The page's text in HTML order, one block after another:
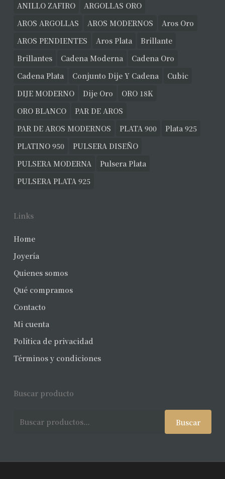
ANILLO ZAFIRO
ARGOLLAS ORO
AROS ARGOLLAS
AROS MODERNOS
Aros Oro
AROS PENDIENTES
Aros Plata
Brillante
Brillantes
Cadena Moderna
Cadena Oro
Cadena Plata
Conjunto Dije Y Cadena
Cubic
DIJE MODERNO
Dije Oro
ORO 18K
ORO BLANCO
PAR DE AROS
PAR DE AROS MODERNOS
PLATA 900
Plata 925
PLATINO 950
PULSERA DISEÑO
PULSERA MODERNA
Pulsera Plata
PULSERA PLATA 925
Links
Home
Joyería
Quienes somos
Qué compramos
Contacto
Mi cuenta
Política de privacidad
Términos y condiciones
Buscar producto
Buscar